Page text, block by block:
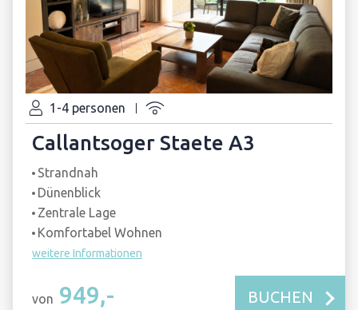
1-4 personen
Callantsoger Staete A3
Strandnah
Dünenblick
Zentrale Lage
Komfortabel Wohnen
weitere Informationen
von 949,- BUCHEN